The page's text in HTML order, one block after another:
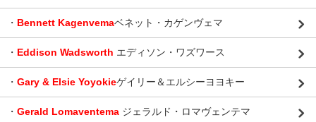
・ Bennett Kagenvemaベネット・カゲンヴェマ
・ Eddison Wadsworth エディソン・ワズワース
・ Gary & Elsie Yoyokieゲイリー＆エルシーヨヨキー
・ Gerald Lomaventema ジェラルド・ロマヴェンテマ